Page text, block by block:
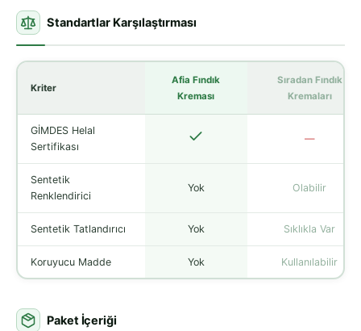
Standartlar Karşılaştırması
Kriter
Afia Fındık
Kreması
Sıradan Fındık
Kremaları
GİMDES Helal
Sertifikası
—
Sentetik
Renklendirici
Yok Olabilir
Sentetik Tatlandırıcı Yok Sıklıkla Var
Koruyucu Madde Yok Kullanılabilir
Paket İçeriği